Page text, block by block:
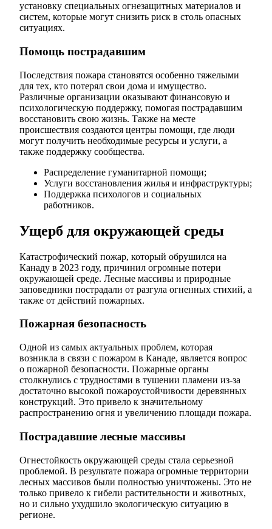
установку специальных огнезащитных материалов и
систем, которые могут снизить риск в столь опасных
ситуациях.
Помощь пострадавшим
Последствия пожара становятся особенно тяжелыми
для тех, кто потерял свои дома и имущество.
Различные организации оказывают финансовую и
психологическую поддержку, помогая пострадавшим
восстановить свою жизнь. Также на месте
происшествия создаются центры помощи, где люди
могут получить необходимые ресурсы и услуги, а
также поддержку сообщества.
Распределение гуманитарной помощи;
Услуги восстановления жилья и инфраструктуры;
Поддержка психологов и социальных
работников.
Ущерб для окружающей среды
Катастрофический пожар, который обрушился на
Канаду в 2023 году, причинил огромные потери
окружающей среде. Лесные массивы и природные
заповедники пострадали от разгула огненных стихий, а
также от действий пожарных.
Пожарная безопасность
Одной из самых актуальных проблем, которая
возникла в связи с пожаром в Канаде, является вопрос
о пожарной безопасности. Пожарные органы
столкнулись с трудностями в тушении пламени из-за
достаточно высокой пожароустойчивости деревянных
конструкций. Это привело к значительному
распространению огня и увеличению площади пожара.
Пострадавшие лесные массивы
Огнестойкость окружающей среды стала серьезной
проблемой. В результате пожара огромные территории
лесных массивов были полностью уничтожены. Это не
только привело к гибели растительности и животных,
но и сильно ухудшило экологическую ситуацию в
регионе.